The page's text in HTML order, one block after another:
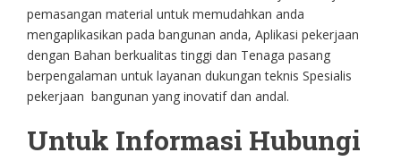
pemasangan material untuk memudahkan anda
mengaplikasikan pada bangunan anda, Aplikasi pekerjaan
dengan Bahan berkualitas tinggi dan Tenaga pasang
berpengalaman untuk layanan dukungan teknis Spesialis
pekerjaan bangunan yang inovatif dan andal.
Untuk Informasi Hubungi